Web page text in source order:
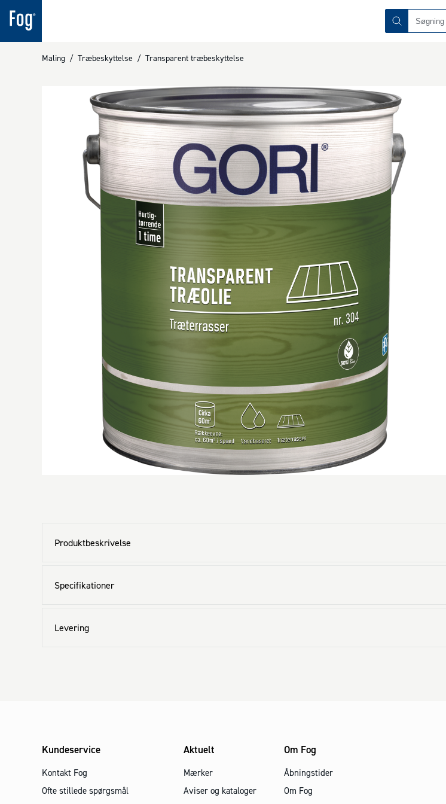
Maling / Træbeskyttelse / Transparent træbeskyttelse
Produktbeskrivelse
Specifikationer
Levering
Kundeservice
Kontakt Fog
Ofte stillede spørgsmål
Aktuelt
Mærker
Aviser og kataloger
Om Fog
Åbningstider
Om Fog